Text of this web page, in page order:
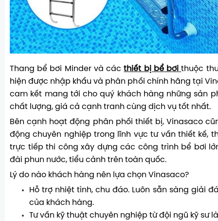
Thang bể bơi Minder và cácthiết bị bể bơi thuộc
hiện được nhập khẩu và phân phối chính hãng tại
cam kết mang tới cho quý khách hàng những sản
chất lượng, giá cả cạnh tranh cùng dịch vụ tốt nhất.
Bên cạnh hoạt động phân phối thiết bị, Vinasaco
động chuyên nghiệp trong lĩnh vực tư vấn thiết kế,
trực tiếp thi công xây dựng các công trình bể bơi
đài phun nước, tiểu cảnh trên toàn quốc.
Lý do nào khách hàng nên lựa chọn Vinasaco?
Hỗ trợ nhiệt tình, chu đáo. Luôn sẵn sàng giải
của khách hàng.
Tư vấn kỹ thuật chuyên nghiệp từ đội ngũ kỹ sư